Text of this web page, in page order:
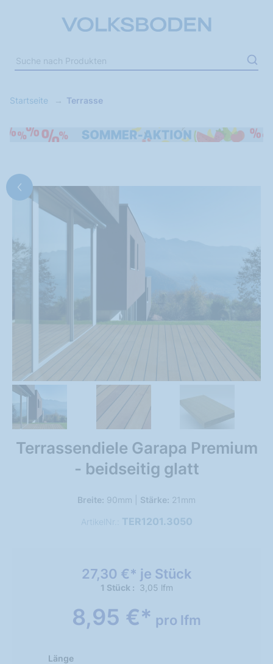
Startseite Terrasse
Terrassendiele Garapa Premium
- beidseitig glatt
Breite: 90mm | Stärke: 21mm
ArtikelNr.: TER1201.3050
27,30 €* je Stück
1 Stück 3,05 lfm
8,95 €* pro lfm
Länge